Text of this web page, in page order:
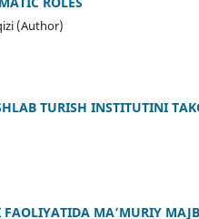
(Author)
TURISH INSTITUTINI
MA’MURIY